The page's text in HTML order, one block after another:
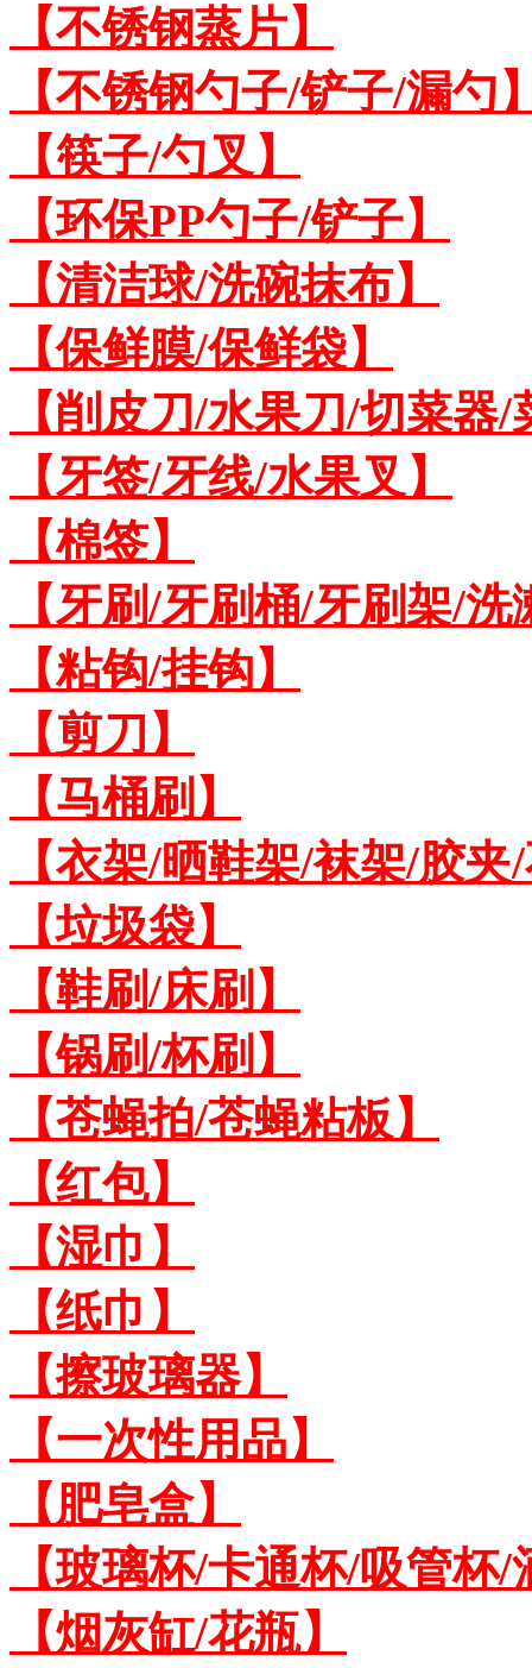
【不锈钢蒸片】
【不锈钢勺子/铲子/漏勺
【筷子/勺叉】
【环保PP勺子/铲子】
【清洁球/洗碗抹布】
【保鲜膜/保鲜袋】
【削皮刀/水果刀/切菜器
【牙签/牙线/水果叉】
【棉签】
【牙刷/牙刷桶/牙刷架/洗
【粘钩/挂钩】
【剪刀】
【马桶刷】
【衣架/晒鞋架/袜架/胶
【垃圾袋】
【鞋刷/床刷】
【锅刷/杯刷】
【苍蝇拍/苍蝇粘板】
【红包】
【湿巾】
【纸巾】
【擦玻璃器】
【一次性用品】
【肥皂盒】
【玻璃杯/卡通杯/吸管杯/
【烟灰缸/花瓶】